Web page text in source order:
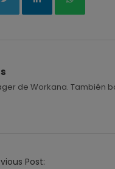
de Workana. También
Post: